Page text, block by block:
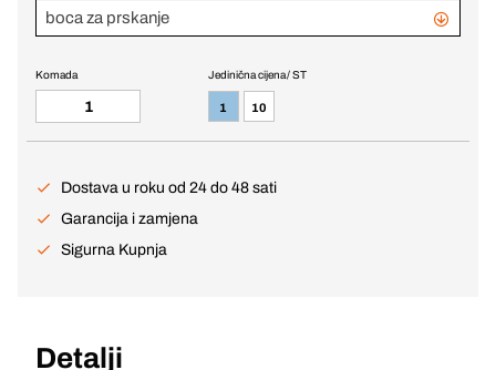
boca za prskanje
Jedinična cijena / ST
1 10
Komada
Dostava u roku od 24 do 48 sati
Garancija i zamjena
Sigurna Kupnja
Detalji